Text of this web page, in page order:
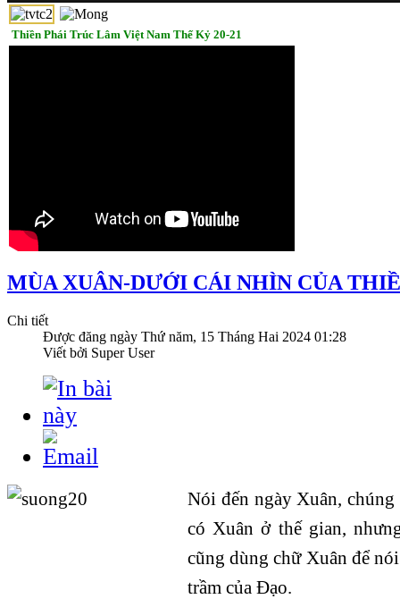
Thiền Phái Trúc Lâm Việt Nam Thế Kỷ 20-21
MÙA XUÂN-DƯỚI CÁI NHÌN CỦA
Chi tiết
Được đăng ngày Thứ năm, 15 Tháng Hai 2024 01:28
Viết bởi Super User
Nói đến ngày Xuân,
có Xuân ở thế gian,
cũng dùng chữ Xuân để
trầm của Đạo.